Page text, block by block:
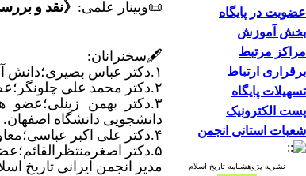
عضویت در پایگاه
بخش آموزش
مراکز مرتبط
برقراری ارتباط
تسهیلات پایگاه
پست الکترونیک
شعبات استانی انجمن
نشریه پژوهشنامه تاریخ اسلام
📜وبینار علمی: 《نقد و
🖋سخنرانان:
۱. دکتر عباس بصیری؛دانش
۲. دکتر محمد علی
۳. دکتر بهمن زینلی؛عضو
دانشجویی دانشگاه اصفهان.
۴‌. دکتر علی اکبر
۵. دکتر
مدیر انجمن ایرانی تاریخ